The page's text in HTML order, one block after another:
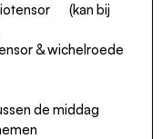
(kan bij
& wichelroede
de middag